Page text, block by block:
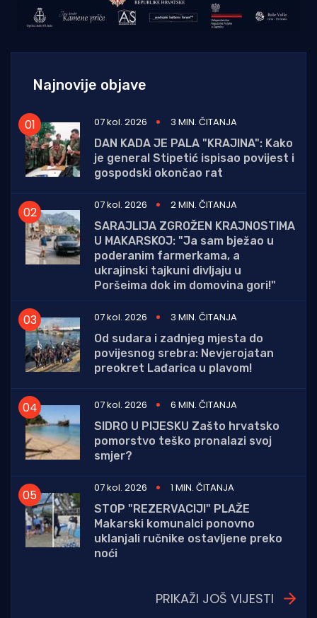
Najnovije objave
07 kol. 2026
3 MIN. ČITANJA
DAN KADA JE PALA "KRAJINA": Kako
je general Stipetić ispisao povijest i
gospodski okončao rat
07 kol. 2026
2 MIN. ČITANJA
SARAJLIJA ZGROŽEN KRAJNOSTIMA
U MAKARSKOJ: "Ja sam bježao u
poderanim farmerkama, a
ukrajinski tajkuni divljaju u
Poršeima dok im domovina gori!"
07 kol. 2026
3 MIN. ČITANJA
Od sudara i zadnjeg mjesta do
povijesnog srebra: Nevjerojatan
preokret Lađarica u plavom!
07 kol. 2026
6 MIN. ČITANJA
SIDRO U PIJESKU Zašto hrvatsko
pomorstvo teško pronalazi svoj
smjer?
07 kol. 2026
1 MIN. ČITANJA
STOP "REZERVACIJI" PLAŽE
Makarski komunalci ponovno
uklanjali ručnike ostavljene preko
noći
PRIKAŽI JOŠ VIJESTI